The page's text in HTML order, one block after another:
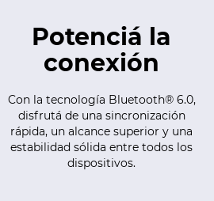
Potenciá la
conexión
Con la tecnología Bluetooth® 6.0,
disfrutá de una sincronización
rápida, un alcance superior y una
estabilidad sólida entre todos los
dispositivos.